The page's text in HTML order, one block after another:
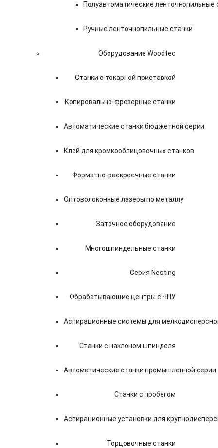
Полуавтоматические ленточнопильные
Ручные ленточнопильные станки
Оборудование Woodtec
Станки с токарной приставкой
Копировально-фрезерные станки
Автоматические станки бюджетной серии
Клей для кромкооблицовочных станков
Форматно-раскроечные станки
Оптоволоконные лазеры по металлу
Заточное оборудование
Многошпиндельные станки
Серия Nesting
Обрабатывающие центры с ЧПУ
Аспирационные системы для
Станки с наклоном шпинделя
Автоматические станки промышленной серии
Станки с пробегом
Аспирационные установки для
Торцовочные станки